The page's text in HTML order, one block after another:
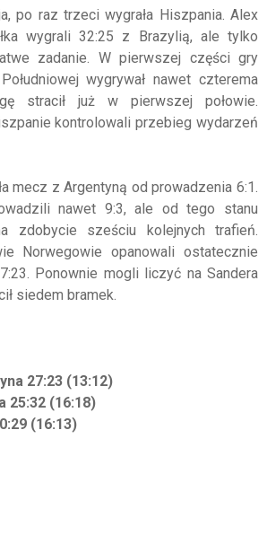
po raz trzeci wygrała Hiszpania. Alex
wygrali 32:25 z Brazylią, ale tylko
zadanie. W pierwszej części gry
wygrywał nawet czterema
stracił już w pierwszej połowie.
kontrolowali przebieg wydarzeń
mecz z Argentyną od prowadzenia 6:1.
nawet 9:3, ale od tego stanu
zdobycie sześciu kolejnych trafień.
Norwegowie opanowali ostatecznie
Ponownie mogli liczyć na Sandera
siedem bramek.
27:23 (13:12)
25:32 (16:18)
(16:13)